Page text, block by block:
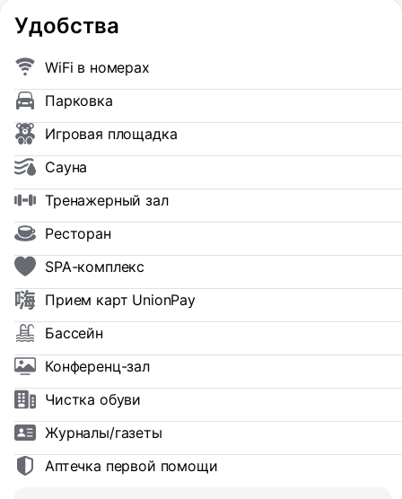
Удобства
WiFi в номерах
Парковка
Игровая площадка
Сауна
Тренажерный зал
Ресторан
SPA-комплекс
Прием карт UnionPay
Бассейн
Конференц-зал
Чистка обуви
Журналы/газеты
Аптечка первой помощи